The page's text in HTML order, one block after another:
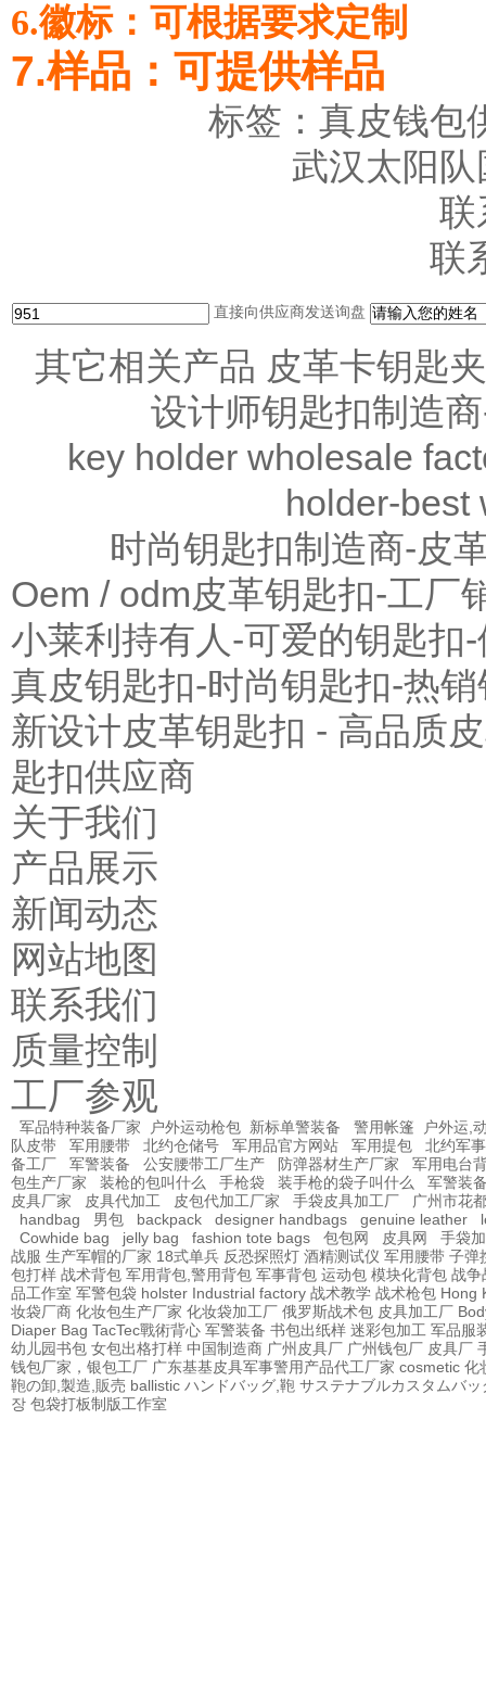
6.徽标：可根据要求定制
7.样品：可提供样品
标签： 真皮钱包
武汉太阳
联
联
直接向供应商发送询盘
其它相关产品 皮革卡钥匙
设计师钥匙扣制造
key holder wholesale
holder-best
时尚钥匙扣制造商-皮
Oem / odm皮革钥匙扣-工厂
小莱利持有人-可爱的钥匙扣
真皮钥匙扣-时尚钥匙扣-热
新设计皮革钥匙扣 - 高品质
匙扣供应商
关于我们
产品展示
新闻动态
网站地图
联系我们
质量控制
工厂参观
军品特种装备厂家 户外运动枪包 新标单警装备 警用帐篷
户外运,
队皮带
军用腰带 北约仓储号 军用品官方网站 军用提包
北约军
备工厂
军警装备 公安腰带工厂生产 防弹器材生产厂家
军用电台
包生产厂家
装枪的包叫什么 手枪袋 装手枪的袋子叫什么
军警装
皮具厂家
皮具代加工 皮包代加工厂家 手袋皮具加工厂
广州市花
handbag
男包 backpack designer handbags genuine leather
Cowhide bag
jelly bag fashion tote bags 包包网 皮具网
手袋
战服 生产军帽的厂家 18式单兵 反恐探照灯 酒精测试仪 军用腰带 子弹
包打样 战术背包 军用背包,警用背包 军事背包 运动包 模块化背包 战争
品工作室 军警包袋 holster Industrial factory 战术教学 战术枪包 Hong
妆袋厂商 化妆包生产厂家 化妆袋加工厂 俄罗斯战术包 皮具加工厂
Diaper Bag TacTec戰術背心 军警装备 书包出纸样 迷彩包加工 军品服
幼儿园书包 女包出格打样 中国制造商 广州皮具厂 广州钱包厂 皮具厂
钱包厂家，银包工厂 广东基基皮具军事警用产品代工厂家 cosmetic 化
鞄の卸,製造,販売 ballistic ハンドバッグ,鞄 サステナブルカスタムバッ
장 包袋打板制版工作室